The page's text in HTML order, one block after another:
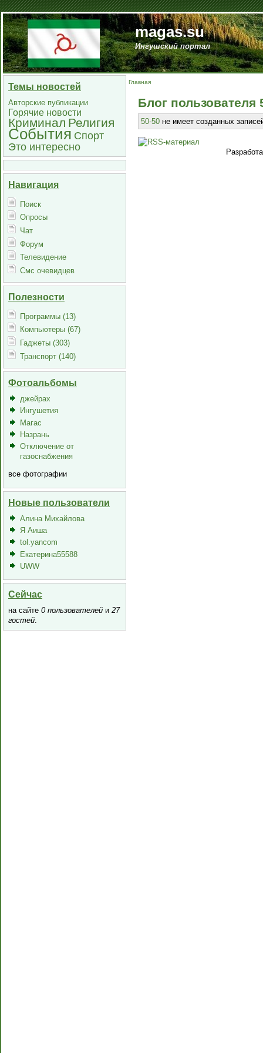
magas.su
Ингушский портал
Темы новостей
Авторские публикации
Горячие новости
Криминал Религия
События Спорт
Это интересно
Навигация
Поиск
Опросы
Чат
Форум
Телевидение
Смс очевидцев
Полезности
Программы (13)
Компьютеры (67)
Гаджеты (303)
Транспорт (140)
Фотоальбомы
джейрах
Ингушетия
Магас
Назрань
Отключение от
газоснабжения
все фотографии
Новые пользователи
Алина Михайлова
Я Аиша
tol.yancom
Екатерина55588
UWW
Сейчас
на сайте 0 пользователей и 27
гостей.
Главная
Блог пользователя
50-50не имеет созданных